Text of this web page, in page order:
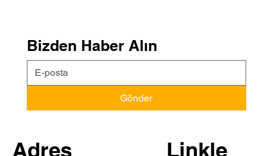
Bizden Haber Alın
Gönder
Adres
Linkle